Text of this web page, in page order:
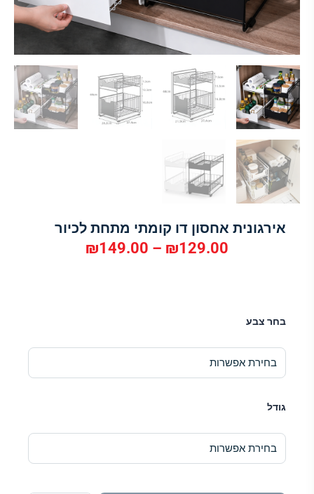
אירגונית אחסון דו קומתי מתחת לכיור
₪129.00
–
₪149.00
עד
בחר צבע
גודל
אחסון
קומתי